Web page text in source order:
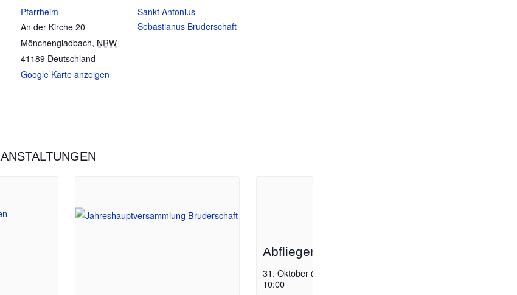
Pfarrheim
An der Kirche 20
Mönchengladbach, NRW
41189 Deutschland
Google Karte anzeigen
Sankt Antonius-
Sebastianus Bruderschaft
Abfliegen
31. Oktober @
10:00